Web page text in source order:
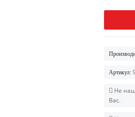
Артикул:
Не
Вас.